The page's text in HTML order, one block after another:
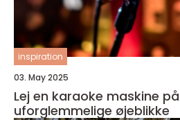
inspiration
03. May 2025
Lej en karaoke maskine
uforglemmelige øjeblikke